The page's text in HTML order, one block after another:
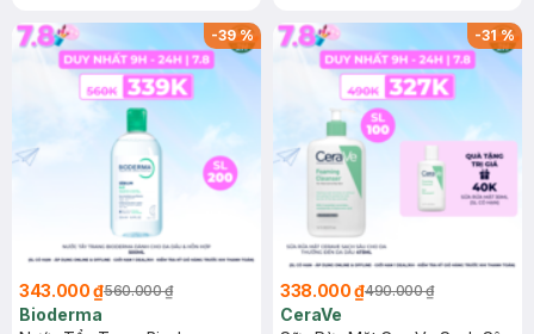
-39%
343.000 ₫560.000 ₫
Bioderma
-31%
338.000 ₫490.000 ₫
CeraVe